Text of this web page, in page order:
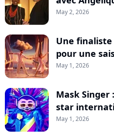
May 2, 2026
Une finaliste
pour une
May 1, 2026
Mask Singer
star
May 1, 2026